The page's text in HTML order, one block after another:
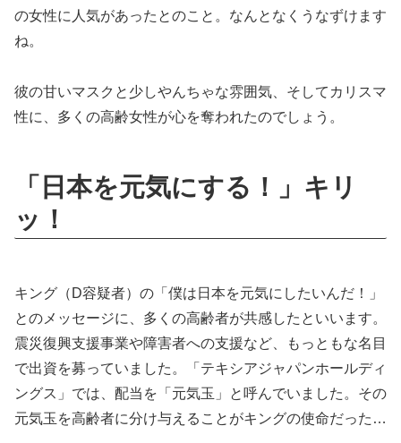
の女性に人気があったとのこと。なんとなくうなずけます
ね。
彼の甘いマスクと少しやんちゃな雰囲気、そしてカリスマ
性に、多くの高齢女性が心を奪われたのでしょう。
「日本を元気にする！」キリ
ッ！
キング（D容疑者）の「僕は日本を元気にしたいんだ！」
とのメッセージに、多くの高齢者が共感したといいます。
震災復興支援事業や障害者への支援など、もっともな名目
で出資を募っていました。「テキシアジャパンホールディ
ングス」では、配当を「元気玉」と呼んでいました。その
元気玉を高齢者に分け与えることがキングの使命だった…